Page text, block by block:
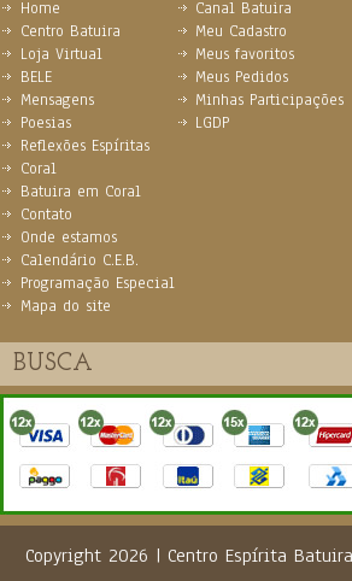
Home
Centro Batuira
Loja Virtual
BELE
Mensagens
Poesias
Reflexões Espíritas
Coral
Batuira em Coral
Contato
Onde estamos
Calendário C.E.B.
Programação Especial
Mapa do site
Canal Batuira
Meu Cadastro
Meus favoritos
Meus Pedidos
Minhas Participações
LGDP
Copyright 2026 | Centro Espírita